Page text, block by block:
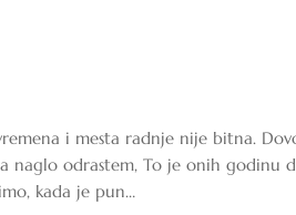
i mesta radnje nije bitna.
naglo odrastem, To je onih godinu
kada je pun…